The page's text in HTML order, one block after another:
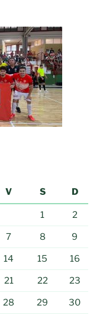
V S D
1 2
7 8 9
14 15 16
21 22 23
28 29 30